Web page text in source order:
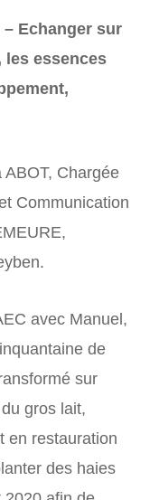
– Echanger sur
les essences
Chargée
Communication
avec Manuel,
de
sur
gros lait,
en restauration
des haies